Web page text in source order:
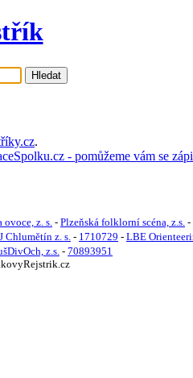
Hledat
.
ovoce, z. s. - Plzeňská folklorní scéna, z.s. -
Chlumětín z. s.- 1710729 - LBE
z.s. - 70893951